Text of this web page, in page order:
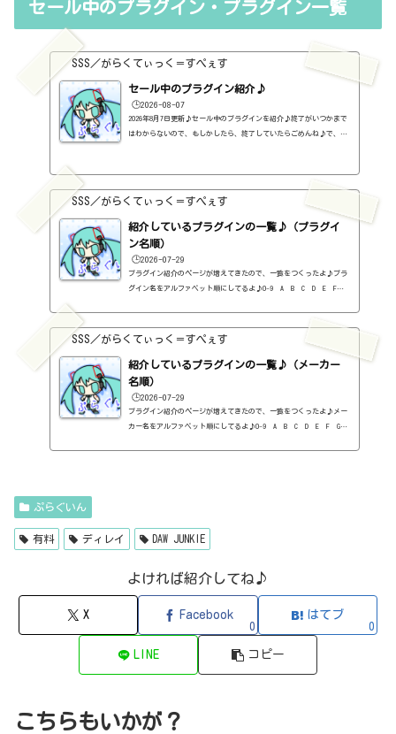
BundleCOMPLRESS ONE・GATE ONE・LIMITER ONEのバンドル【定価】19.
セール中のプラグイン・プラグイン一覧
SSS／がらくてぃっく＝すぺぇす
セール中のプラグイン紹介♪
🕒️2026-08-07
2026年8月7日更新♪セール中のプラグインを紹介♪終了がいつかまで
はわからないので、もしかしたら、終了していたらごめんね♪で、相
OST（UJAM）定価：59ドル → 19ドル（本家さま）FINISHER DYNAMO（U
JAM）定価：59ドル → 9ドル（本家さま）FINISHER FLUXX（UJAM）定
価：59...
SSS／がらくてぃっく＝すぺぇす
紹介しているプラグインの一覧♪（プラグイ
ン名順）
🕒️2026-07-29
プラグイン紹介のページが増えてきたので、一覧をつくったよ♪プラ
グイン名をアルファベット順にしてるよ♪0-9 A B C D E F G
料）2B DELAYED CLASSIC（2B Played Music・ディレイ・有料）2B RE
VERBED（2B Played Music・リバーブ・有料）2B Shaped Filter（2
B Played Music・フィルタープラグイン・有料）3-Band EQ（Kilohe
arts・EQ・無料）40'S VERY OWN DRUMS（NATIVE INSTRUMENTS・ドラ
ム...
SSS／がらくてぃっく＝すぺぇす
紹介しているプラグインの一覧♪（メーカー
名順）
🕒️2026-07-29
プラグイン紹介のページが増えてきたので、一覧をつくったよ♪メー
カー名をアルファベット順にしてるよ♪0-9 A B C D E F G
ップ...
ぷらぐいん
有料 ディレイ DAW JUNKIE
よければ紹介してね♪
X Facebook
0
はてブ
0
LINE コピー
こちらもいかが？